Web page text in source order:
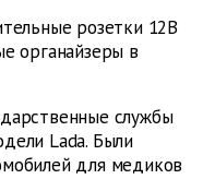
розетки 12В
органайзеры в
службы
Lada. Были
для медиков